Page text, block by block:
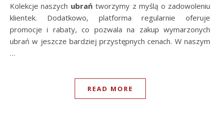
Kolekcje naszych ubrań tworzymy z myślą o zadowoleniu
klientek. Dodatkowo, platforma regularnie oferuje
promocje i rabaty, co pozwala na zakup wymarzonych
ubrań w jeszcze bardziej przystępnych cenach. W naszym
…
READ MORE